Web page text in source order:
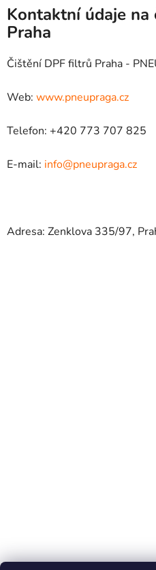
Kontaktní údaje
Praha
Čištění DPF filtrů Praha -
Web: www.pneupraga.cz
Telefon: +420 773 707 825
E-mail: info@pneupraga.cz
Adresa: Zenklova 335/97,